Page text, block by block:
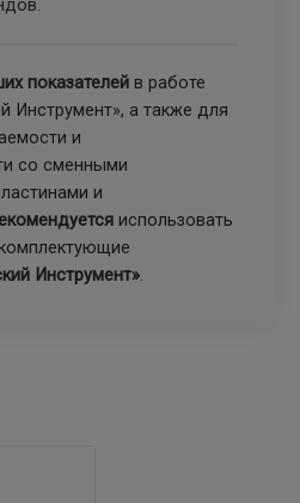
показателей в работе
Инструмент», а также для
и
со сменными
и
использовать
Инструмент».